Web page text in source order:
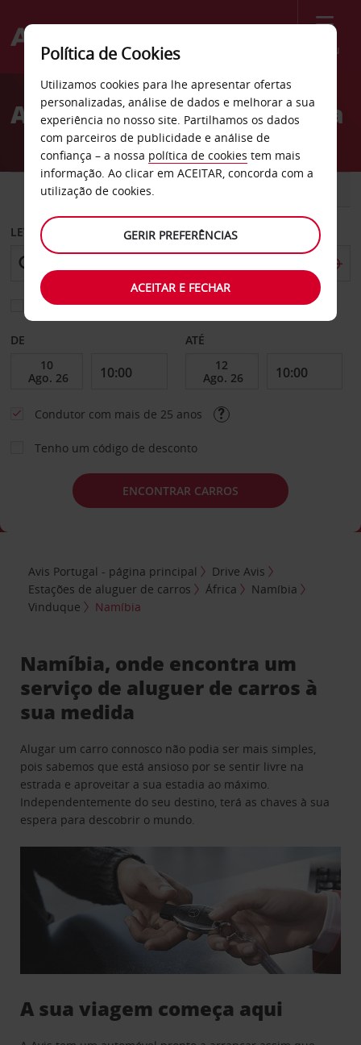
Menu
Welcome
AvisAluguer de carros Namíbia
CARRO
LEVANTAR EM
Escolher uma estação de devolução diferente
DE ATÉ
Condutor com mais de 25 anos
Tenho um código de desconto
ENCONTRAR CARROS
Avis Portugal - página principal
Drive Avis
Estações de aluguer de carros
África
Namíbia
Vinduque
Namíbia
Namíbia, onde encontra um
serviço de aluguer de carros à
sua medida
Alugar um carro connosco não podia ser mais simples,
pois sabemos que está ansioso por se sentir livre na
estrada e aproveitar a sua estadia ao máximo.
Independentemente do seu destino, terá as chaves à sua
espera para descobrir o mundo.
A sua viagem começa aqui
Política de Cookies
Utilizamos cookies para lhe apresentar ofertas
personalizadas, análise de dados e melhorar a sua
experiência no nosso site. Partilhamos os dados
com parceiros de publicidade e análise de
confiança – a nossa política de cookies tem mais
informação. Ao clicar em ACEITAR, concorda com a
utilização de cookies.
GERIR PREFERÊNCIAS
ACEITAR E FECHAR